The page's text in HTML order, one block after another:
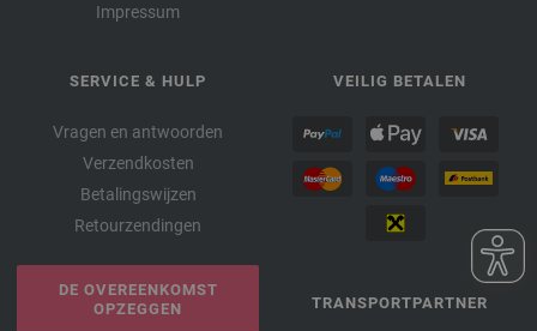
Impressum
SERVICE & HULP
Vragen en antwoorden
Verzendkosten
Betalingswijzen
Retourzendingen
DE OVEREENKOMST
OPZEGGEN
VEILIG BETALEN
TRANSPORTPARTNER